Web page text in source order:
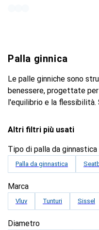
Palla ginnica
Le palle ginniche sono
benessere, progettate
l'equilibrio e la flessibilità.
Altri filtri più usati
Tipo di palla da ginnastica
Palla da ginnastica
Marca
Vluv Tunturi Sissel
Diametro